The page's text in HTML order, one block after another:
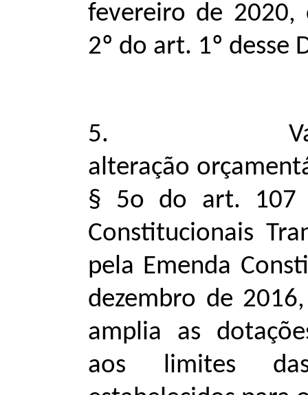
fevereiro de 2020,
2º do art. 1º desse
5. Vale
alteração
§ 5o do art. 107
Constitucionais
pela Emenda
dezembro de
amplia as
aos limites